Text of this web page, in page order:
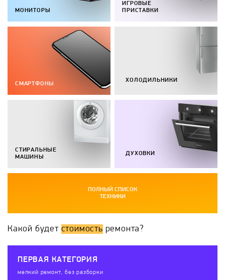
МОНИТОРЫ
ИГРОВЫЕ
ПРИСТАВКИ
СМАРТФОНЫ
СТИРАЛЬНЫЕ
МАШИНЫ
ХОЛОДИЛЬНИКИ
ДУХОВКИ
ПОЛНЫЙ СПИСОК
ТЕХНИКИ
Какой будет стоимость ремонта?
ПЕРВАЯ КАТЕГОРИЯ
мелкий ремонт, без разборки